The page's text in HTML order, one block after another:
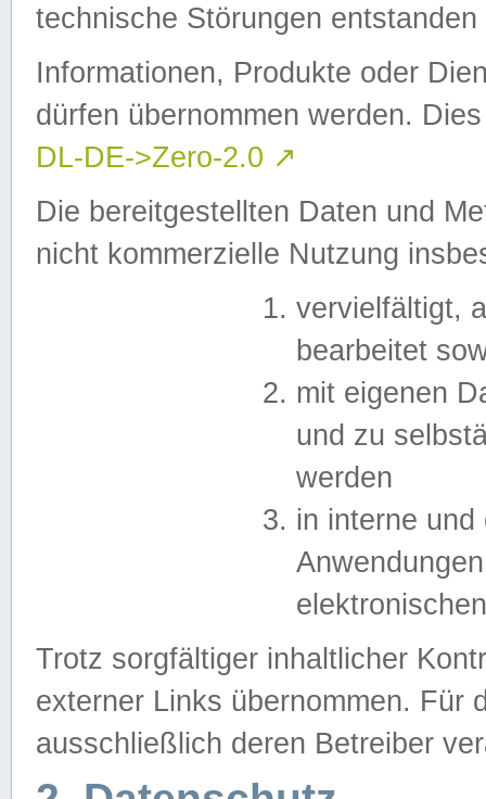
technische Störungen
Informationen, Produkte oder
dürfen übernommen werden.
DL-DE->Zero-2.0 ↗
Die bereitgestellten Daten und
nicht kommerzielle Nutzung
vervielfältigt,
bearbeitet
mit eigenen
und zu
werden
in interne
Trotz sorgfältiger inhaltlicher
externer Links übernommen. Für
ausschließlich deren Betreiber